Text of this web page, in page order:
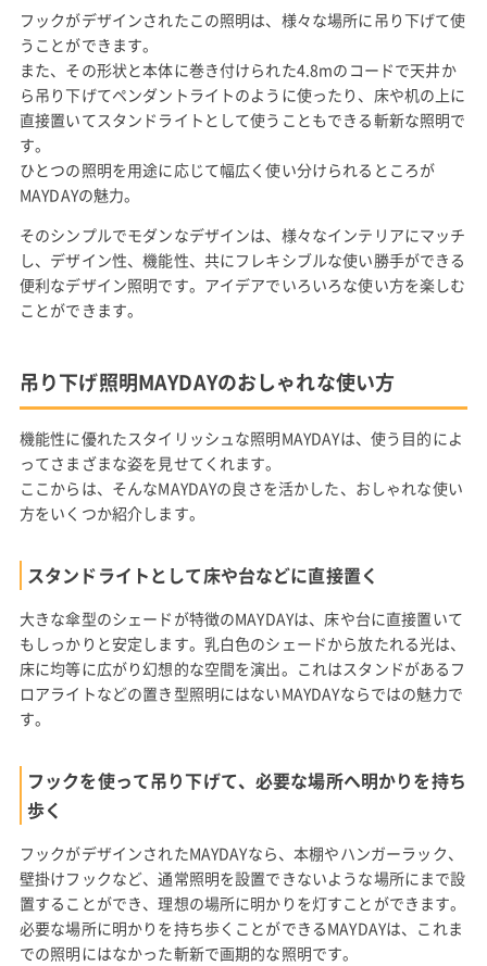
フックがデザインされたこの照明は、様々な場所に吊り下げて使
うことができます。
また、その形状と本体に巻き付けられた4.8mのコードで天井か
ら吊り下げてペンダントライトのように使ったり、床や机の上に
直接置いてスタンドライトとして使うこともできる斬新な照明で
す。
ひとつの照明を用途に応じて幅広く使い分けられるところが
MAYDAYの魅力。
そのシンプルでモダンなデザインは、様々なインテリアにマッチ
し、デザイン性、機能性、共にフレキシブルな使い勝手ができる
便利なデザイン照明です。アイデアでいろいろな使い方を楽しむ
ことができます。
吊り下げ照明MAYDAYのおしゃれな使い方
機能性に優れたスタイリッシュな照明MAYDAYは、使う目的によ
ってさまざまな姿を見せてくれます。
ここからは、そんなMAYDAYの良さを活かした、おしゃれな使い
方をいくつか紹介します。
スタンドライトとして床や台などに直接置く
大きな傘型のシェードが特徴のMAYDAYは、床や台に直接置いて
もしっかりと安定します。乳白色のシェードから放たれる光は、
床に均等に広がり幻想的な空間を演出。これはスタンドがあるフ
ロアライトなどの置き型照明にはないMAYDAYならではの魅力で
す。
フックを使って吊り下げて、必要な場所へ明かりを持ち
歩く
フックがデザインされたMAYDAYなら、本棚やハンガーラック、
壁掛けフックなど、通常照明を設置できないような場所にまで設
置することができ、理想の場所に明かりを灯すことができます。
必要な場所に明かりを持ち歩くことができるMAYDAYは、これま
での照明にはなかった斬新で画期的な照明です。